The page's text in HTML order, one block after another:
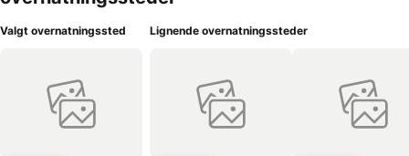
gæsteværelser. Dessutom har anläggningen en reception som är
öppen hela dagen. Der er ikke børnesenge på dette hotel.
ejendom, vil også værdsætte parkeringspladsen og garagen. Alle
gæster der bor på ejendommen, kan på egen hånd opleve
madarrangementer der udbydes. De rejsende kan nyde
Valgt overnatningssted Lignende overnatningssteder